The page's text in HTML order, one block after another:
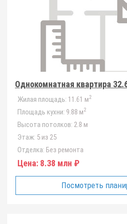
Однокомнатная квартира
Жилая площадь: 11.61 м2
Площадь кухни: 9.88 м2
Высота потолков: 2.8 м
Этаж: 5 из 25
Отделка: Без ремонта
Цена: 8.38 млн ₽
Посмотреть